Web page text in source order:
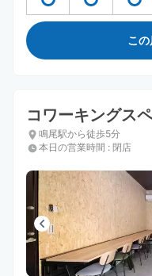
こ
コワーキングス
鳴尾駅から徒歩5分
本日の営業時間 : 閉店